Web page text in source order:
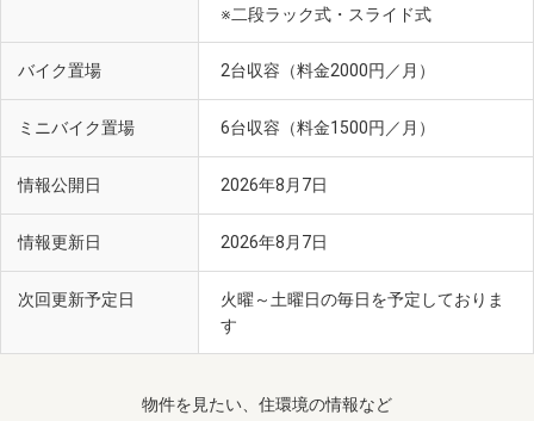
※二段ラック式・スライド式
バイク置場 2台収容（料金2000円／月）
ミニバイク置場 6台収容（料金1500円／月）
情報公開日 2026年8月7日
情報更新日 2026年8月7日
次回更新予定日
火曜～土曜日の毎日を予定しておりま
す
物件を見たい、住環境の情報など